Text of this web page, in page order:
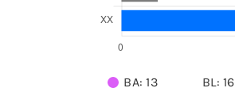
BA: 13 BL: 16